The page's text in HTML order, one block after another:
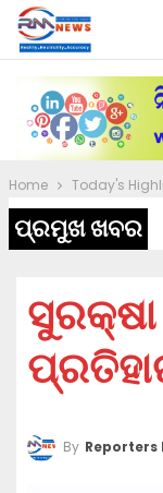
Home Today's
ପ୍ରମୁଖ ଖବର
By Reporters